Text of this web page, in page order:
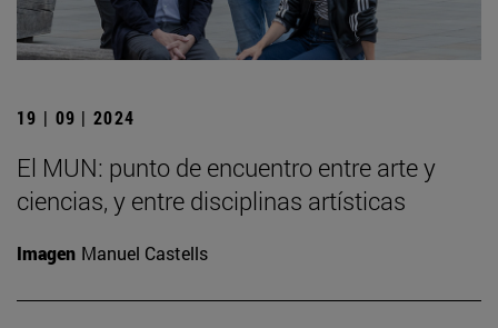
19 | 09 | 2024
El MUN: punto de encuentro entre arte y
ciencias, y entre disciplinas artísticas
Imagen Manuel Castells